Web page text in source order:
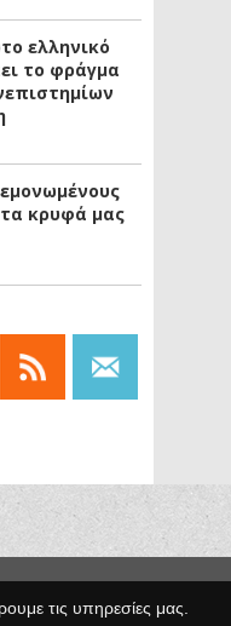
τις υπηρεσίες μας.
ελληνικό
το φράγμα
κρυφά μας